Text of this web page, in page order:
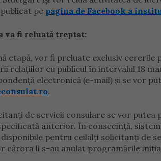
pe pagina de Facebook a
va fi reluată treptat:
etapă, vor fi preluate exclusiv cererile
relațiilor cu publicul în intervalul 18
electronică (e-mail) și se vor
.
de servicii consulare se vor
anterior. În consecință,
pentru ceilalți solicitanți de
cărora li s-au anulat programările